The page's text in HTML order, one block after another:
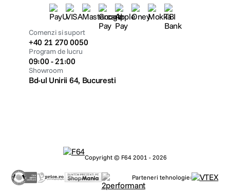
Comenzi si suport
+40 21 270 0050
Program de lucru
09:00 - 21:00
Showroom
Bd-ul Unirii 64, Bucuresti
Copyright © F64 2001 - 2026
Parteneri tehnologie: